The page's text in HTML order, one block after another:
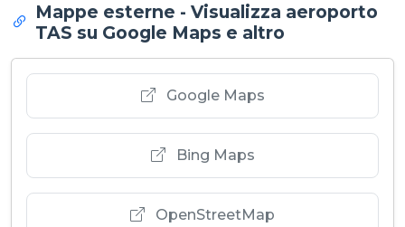
Mappe esterne - Visualizza aeroporto
TAS su Google Maps e altro
Google Maps
Bing Maps
OpenStreetMap